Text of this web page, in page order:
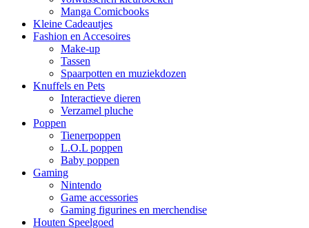
Manga Comicbooks
Kleine Cadeautjes
Fashion en Accesoires
Make-up
Tassen
Spaarpotten en muziekdozen
Knuffels en Pets
Interactieve dieren
Verzamel pluche
Poppen
Tienerpoppen
L.O.L poppen
Baby poppen
Gaming
Nintendo
Game accessories
Gaming figurines en merchendise
Houten Speelgoed